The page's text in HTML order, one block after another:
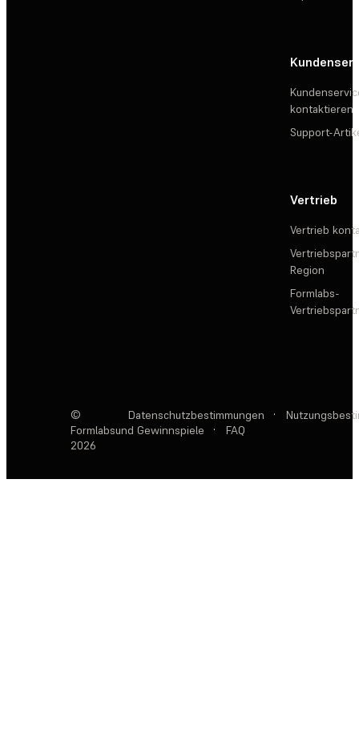
kontaktieren
Support-
Vertrieb
Vertrieb
Region
Formlabs-
©
Formlabs
2026
Datenschutzbestimmungen ·
und Gewinnspiele
· FAQ